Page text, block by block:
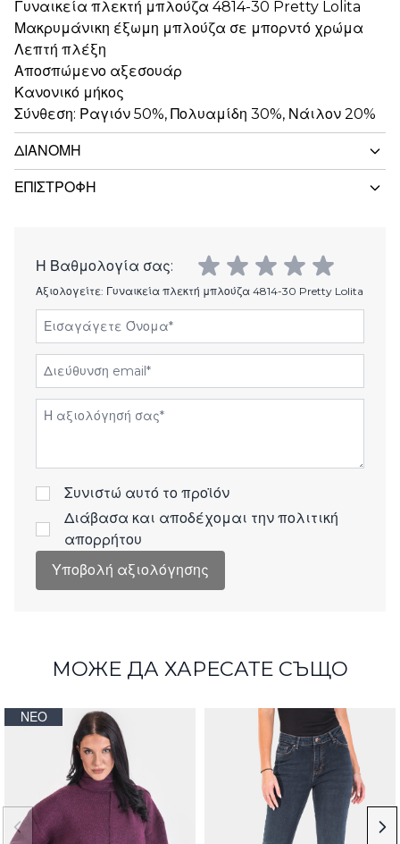
Γυναικεία πλεκτή μπλούζα 4814-30 Pretty Lolita
Μακρυμάνικη έξωμη μπλούζα σε μπορντό χρώμα
Λεπτή πλέξη
Αποσπώμενο αξεσουάρ
Κανονικό μήκος
Σύνθεση: Ραγιόν 50%, Πολυαμίδη 30%, Νάιλον 20%
ΔΙΑΝΟΜΉ
ΕΠΙΣΤΡΟΦΉ
Η Βαθμολογία σας:
Αξιολογείτε: Γυναικεία πλεκτή μπλούζα 4814-30 Pretty Lolita
Εισαγάγετε Όνομα
Διεύθυνση email
Αξιολόγηση
Συνιστώ αυτό το προϊόν
Διάβασα και αποδέχομαι την πολιτική
απορρήτου
Υποβολή αξιολόγησης
МОЖЕ ДА ХАРЕСАТЕ СЪЩО
ΝΈΟ